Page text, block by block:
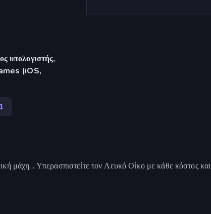
υπολογιστής,
(iOS,
μάχη... Υπερασπιστείτε τον Λευκό Οίκο με κάθε κόστος και